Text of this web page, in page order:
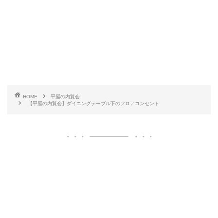
HOME
平屋の内覧会
【平屋の内覧会】ダイニングテーブル下のフロアコンセント